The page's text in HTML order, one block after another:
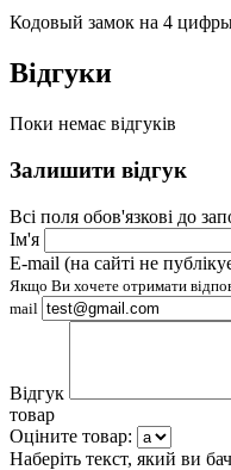
Кодовый замок на 4
Відгуки
Поки немає відгуків
Залишити відгук
Всі поля обов'язкові до
Ім'я
E-mail (на сайті не
Якщо Ви хочете отримати
mail
Відгук
товар
Оціните товар:
Наберіть текст, який ви